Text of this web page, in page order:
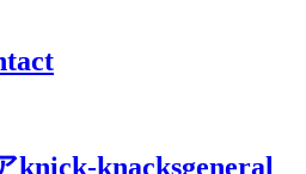
knick-knacksgeneral